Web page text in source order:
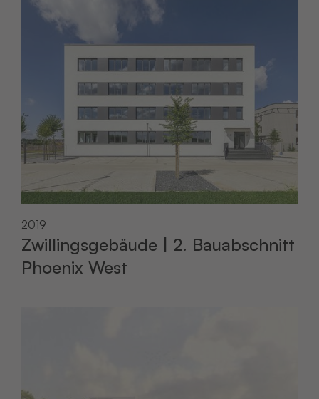
2019
Zwillingsgebäude | 2. Bauabschnitt
Phoenix West